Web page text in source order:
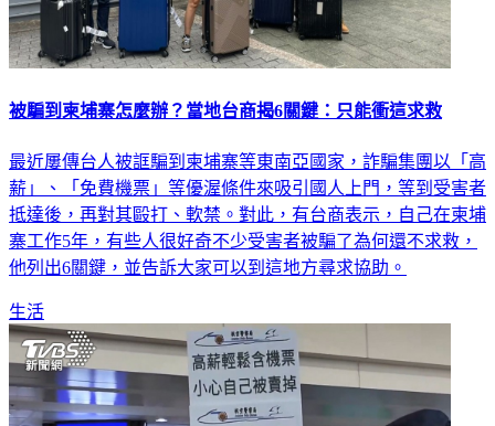
被騙到柬埔寨怎麼辦？當地台商揭6關鍵：只能衝這求救
最近屢傳台人被誆騙到柬埔寨等東南亞國家，詐騙集團以「高
薪」、「免費機票」等優渥條件來吸引國人上門，等到受害者
抵達後，再對其毆打、軟禁。對此，有台商表示，自己在柬埔
寨工作5年，有些人很好奇不少受害者被騙了為何還不求救，
他列出6關鍵，並告訴大家可以到這地方尋求協助。
生活